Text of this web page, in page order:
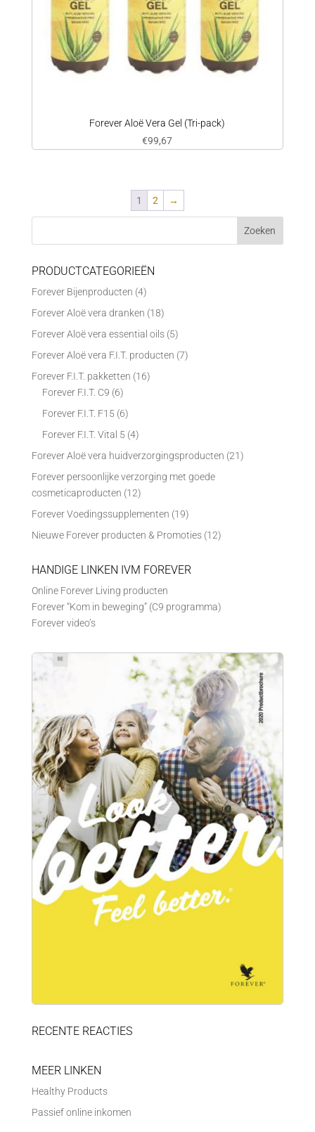
Forever Aloë Vera Gel (Tri-pack)
€99,67
1 2 →
PRODUCTCATEGORIEËN
Forever Bijenproducten (4)
Forever Aloë vera dranken (18)
Forever Aloë vera essential oils (5)
Forever Aloë vera F.I.T. producten (7)
Forever F.I.T. pakketten (16)
Forever F.I.T. C9 (6)
Forever F.I.T. F15 (6)
Forever F.I.T. Vital 5 (4)
Forever Aloë vera huidverzorgingsproducten (21)
Forever persoonlijke verzorging met goede
cosmeticaproducten (12)
Forever Voedingssupplementen (19)
Nieuwe Forever producten & Promoties (12)
HANDIGE LINKEN IVM FOREVER
Online Forever Living producten
Forever “Kom in beweging” (C9 programma)
Forever video’s
RECENTE REACTIES
MEER LINKEN
Healthy Products
Passief online inkomen